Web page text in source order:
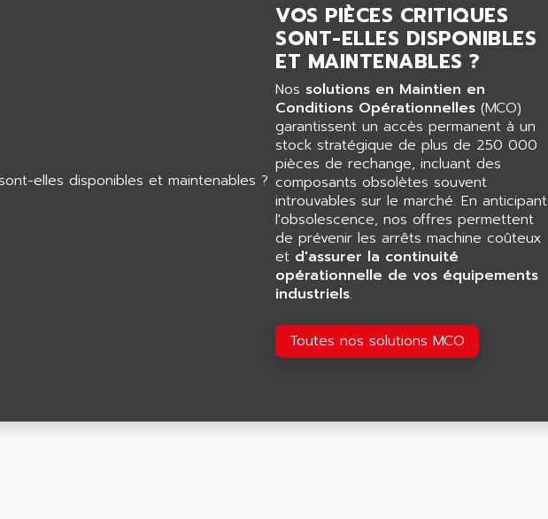
VOS PIÈCES CRITIQUES
SONT-ELLES DISPONIBLES
ET MAINTENABLES ?
Nos solutions en Maintien en
Conditions Opérationnelles (MCO)
garantissent un accès permanent à un
stock stratégique de plus de 250 000
pièces de rechange, incluant des
composants obsolètes souvent
introuvables sur le marché. En anticipant
l'obsolescence, nos offres permettent
de prévenir les arrêts machine coûteux
et d'assurer la continuité
opérationnelle de vos équipements
industriels.
Toutes nos solutions MCO